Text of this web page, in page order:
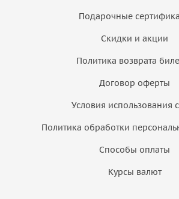
Подарочные
Скидки и акции
Политика возврата
Договор оферты
Условия использования
Политика обработки
Способы оплаты
Курсы валют